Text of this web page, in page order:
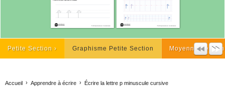
Petite Section Graphisme Petite Section Moyenne Section
Accueil Apprendre à écrire Écrire la lettre p minuscule cursive